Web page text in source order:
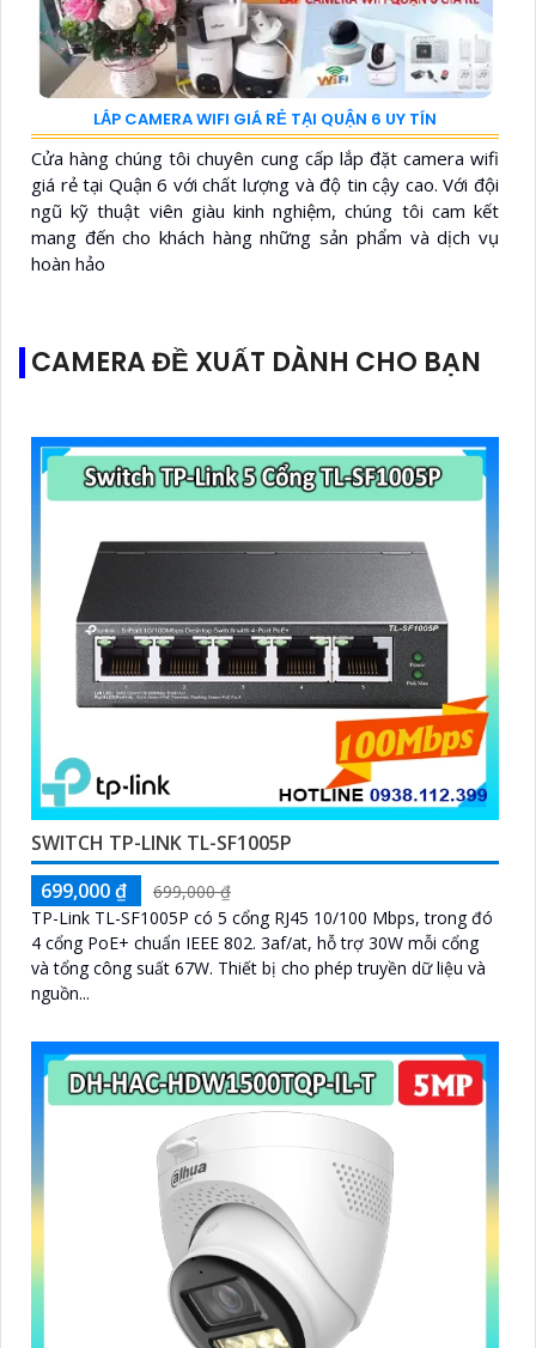
LẮP CAMERA WIFI GIÁ RẺ TẠI QUẬN 6 UY TÍN
Cửa hàng chúng tôi chuyên cung cấp lắp đặt camera wifi
giá rẻ tại Quận 6 với chất lượng và độ tin cậy cao. Với đội
ngũ kỹ thuật viên giàu kinh nghiệm, chúng tôi cam kết
mang đến cho khách hàng những sản phẩm và dịch vụ
hoàn hảo
CAMERA ĐỀ XUẤT DÀNH CHO BẠN
SWITCH TP-LINK TL-SF1005P
699,000 ₫
699,000 ₫
TP-Link TL-SF1005P có 5 cổng RJ45 10/100 Mbps, trong đó
4 cổng PoE+ chuẩn IEEE 802. 3af/at, hỗ trợ 30W mỗi cổng
và tổng công suất 67W. Thiết bị cho phép truyền dữ liệu và
nguồn...